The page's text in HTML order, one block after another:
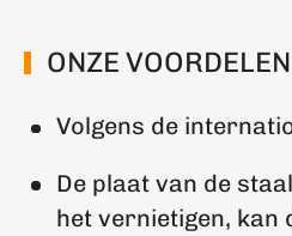
ONZE VOORDELEN
Volgens de
De plaat van de
het vernietigen, kan